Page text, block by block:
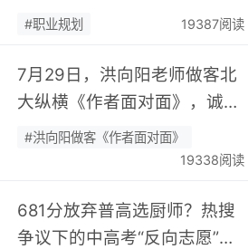
身热爱，可幸又可惜！…
#职业规划 19387阅读
7月29日，洪向阳老师做客北
大纵横《作者面对面》，诚邀
您现场相聚！…
#洪向阳做客《作者面对面》
19338阅读
681分放弃普高选厨师？热搜
争议下的中高考“反向志愿”